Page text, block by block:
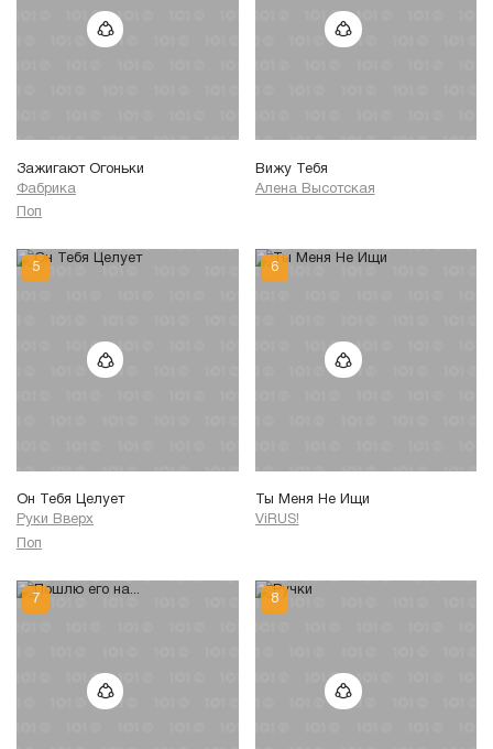
Зажигают Огоньки
Фабрика
Поп
Вижу Тебя
Алена Высотская
Он Тебя Целует
Руки Вверх
Поп
Ты Меня Не Ищи
ViRUS!